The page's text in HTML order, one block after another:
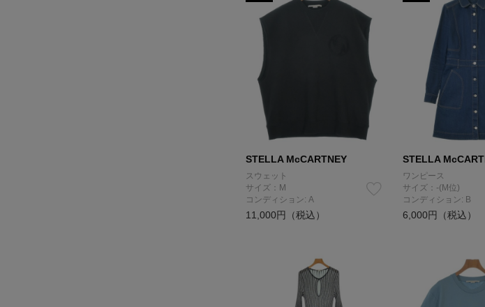
STELLA McCARTNEY
スウェット
サイズ：M
コンディション: A
11,000円（税込）
STELLA
ワンピース
サイズ：-(M位)
コンディション: B
6,000円（税込）